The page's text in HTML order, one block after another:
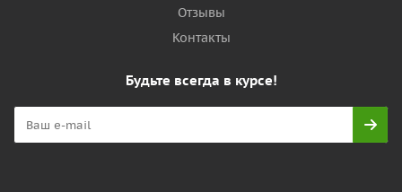
Отзывы
Контакты
Будьте всегда в курсе!